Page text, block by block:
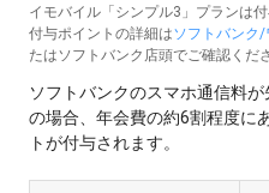
イモバイル「シンプル3」プランは付
付与ポイントの詳細はソフトバンク
たはソフトバンク店頭でご確認くだ
ソフトバンクのスマホ通信料
の場合、年会費の約6割程度に
トが付与されます。